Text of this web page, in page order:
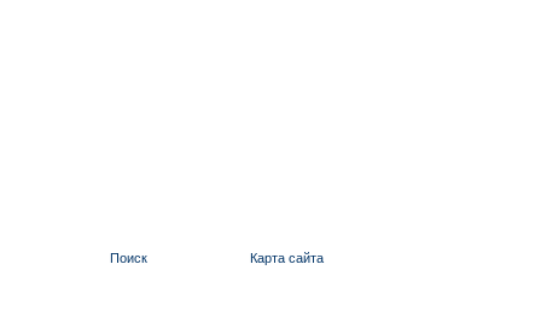
Поиск Карта сайта